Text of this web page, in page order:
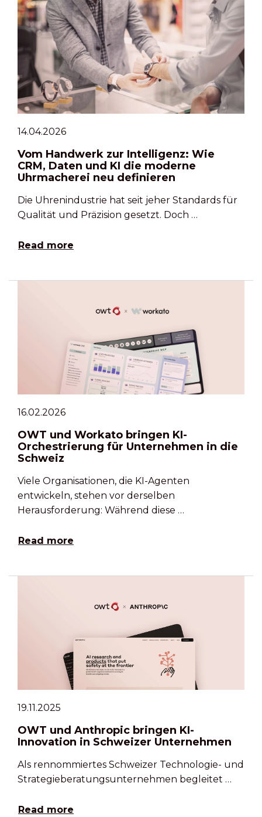
14.04.2026
Vom Handwerk zur Intelligenz: Wie
CRM, Daten und KI die moderne
Uhrmacherei neu definieren
Die Uhrenindustrie hat seit jeher Standards für
Qualität und Präzision gesetzt. Doch …
Read more
16.02.2026
OWT und Workato bringen KI-
Orchestrierung für Unternehmen in die
Schweiz
Viele Organisationen, die KI-Agenten
entwickeln, stehen vor derselben
Herausforderung: Während diese …
Read more
19.11.2025
OWT und Anthropic bringen KI-
Innovation in Schweizer Unternehmen
Als rennommiertes Schweizer Technologie- und
Strategieberatungsunternehmen begleitet …
Read more